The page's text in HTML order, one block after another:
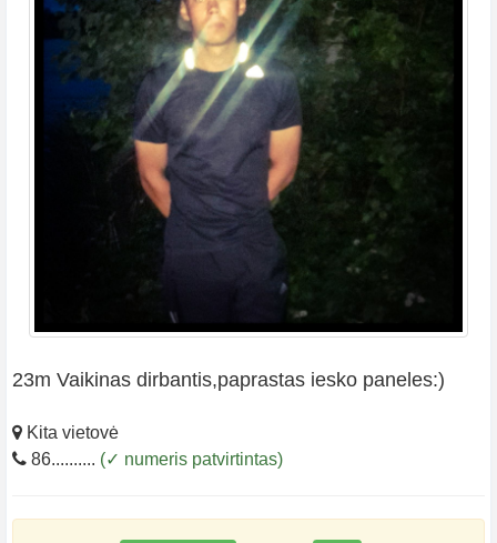
23m Vaikinas dirbantis,paprastas iesko paneles:)
Kita vietovė
86.......... (✓ numeris patvirtintas)